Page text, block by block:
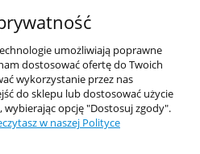
Pomoc
konto
umożliwiają poprawne
dostosować ofertę do Twoich
wykorzystanie przez nas
do sklepu lub dostosować użycie
opcję "Dostosuj zgody".
w naszej Polityce